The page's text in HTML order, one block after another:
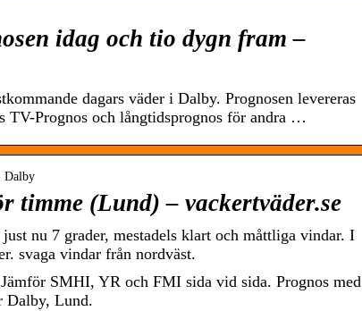
idag och tio dygn fram –
dagars väder i Dalby. Prognosen levereras
TV-Prognos och långtidsprognos för andra …
Dalby
timme (Lund) – vackertväder.se
nu 7 grader, mestadels klart och måttliga vindar. I
svaga vindar från nordväst.
SMHI, YR och FMI sida vid sida. Prognos med
Dalby, Lund.